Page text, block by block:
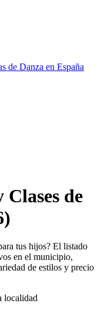
de Danza en España
Clases de
tus hijos? El listado
en el municipio,
de estilos y precio
localidad